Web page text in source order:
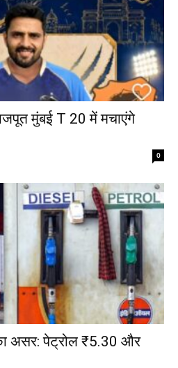
मुंबई T 20 में मचाएंगे
0
असर: पेट्रोल ₹5.30 और